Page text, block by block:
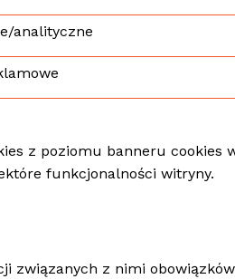
analityczne
z poziomu banneru
funkcjonalności witryny.
z nimi